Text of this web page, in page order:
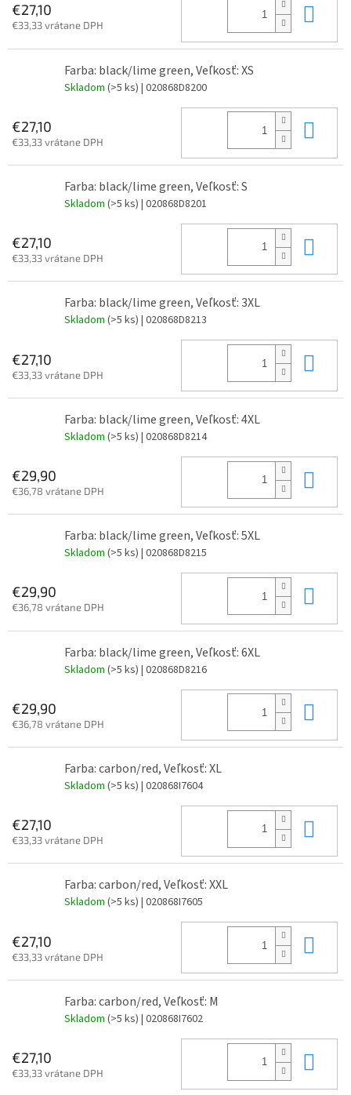
€27,10
€33,33 vrátane DPH
Farba: black/lime green, Veľkosť: XS
Skladom (>5 ks) | 020868D8200
€27,10
€33,33 vrátane DPH
Farba: black/lime green, Veľkosť: S
Skladom (>5 ks) | 020868D8201
€27,10
€33,33 vrátane DPH
Farba: black/lime green, Veľkosť: 3XL
Skladom (>5 ks) | 020868D8213
€27,10
€33,33 vrátane DPH
Farba: black/lime green, Veľkosť: 4XL
Skladom (>5 ks) | 020868D8214
€29,90
€36,78 vrátane DPH
Farba: black/lime green, Veľkosť: 5XL
Skladom (>5 ks) | 020868D8215
€29,90
€36,78 vrátane DPH
Farba: black/lime green, Veľkosť: 6XL
Skladom (>5 ks) | 020868D8216
€29,90
€36,78 vrátane DPH
Farba: carbon/red, Veľkosť: XL
Skladom (>5 ks) | 020868I7604
€27,10
€33,33 vrátane DPH
Farba: carbon/red, Veľkosť: XXL
Skladom (>5 ks) | 020868I7605
€27,10
€33,33 vrátane DPH
Farba: carbon/red, Veľkosť: M
Skladom (>5 ks) | 020868I7602
€27,10
€33,33 vrátane DPH